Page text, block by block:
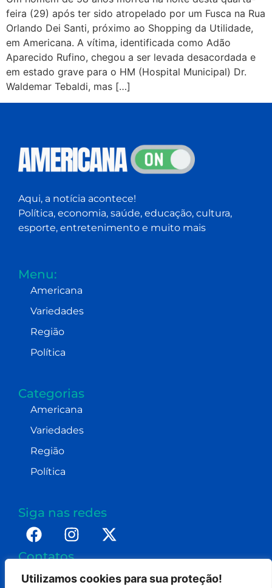
Utilizamos cookies para sua proteção!
feira (29) após ter sido atropelado por um Fusca na Rua
Orlando Dei Santi, próximo ao Shopping da Utilidade,
em Americana. A vítima, identificada como Adão
Aparecido Rufino, chegou a ser levada desacordada e
em estado grave para o HM (Hospital Municipal) Dr.
Waldemar Tebaldi, mas […]
Aqui, a notícia acontece!
Política, economia, saúde, educação, cultura,
esporte, entretenimento e muito mais
Menu:
Americana
Variedades
Região
Política
Categorias
Americana
Variedades
Região
Política
Siga nas redes
Contatos
+55 (19) 98232-0255